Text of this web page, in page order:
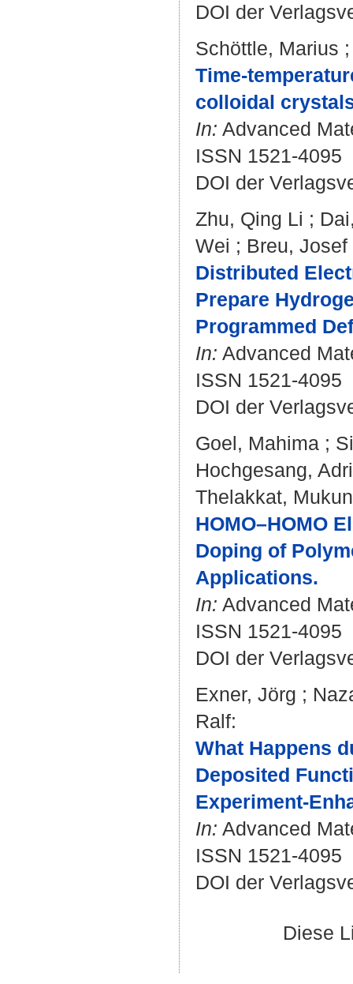
DOI der
Schöttle, Marius
Time-
colloidal
In: Advanced
ISSN 1521-4095
DOI der
Zhu, Qing Li ;
Wei ; Breu, Josef
Distributed
Prepare
Programmed
In: Advanced
ISSN 1521-4095
DOI der
Goel, Mahima ;
Hochgesang,
Thelakkat,
HOMO–HOMO
Doping of
Applications.
In: Advanced
ISSN 1521-4095
DOI der
Exner, Jörg ;
Ralf:
What Happens
Deposited
Experiment-
In: Advanced
ISSN 1521-4095
DOI der
Diese